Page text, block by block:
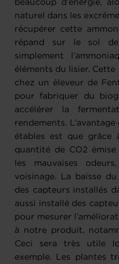
beaucoup d’énergie,
naturel dans les
récupérer cette
répand sur le sol
simplement
éléments du lisier.
chez un éleveur de
pour fabriquer du
accélérer la
rendements.
étables est que grâce
quantité de CO2
les mauvaises
voisinage. La baisse
des capteurs installés
aussi installé des
pour mesurer
à notre produit,
Ceci sera très utile
exemple. Les plantes